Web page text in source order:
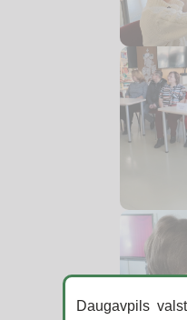
Daugavpils